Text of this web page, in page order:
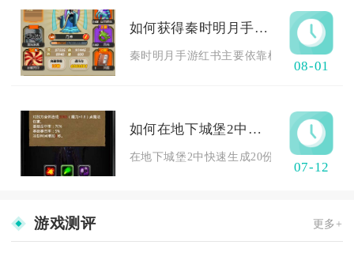
如何获得秦时明月手游中的红书
秦时明月手游红书主要依靠棋阵长期刷取
08-01
如何在地下城堡2中生成20份遗迹
在地下城堡2中快速生成20份遗迹，核心是
07-12
游戏测评 更多+